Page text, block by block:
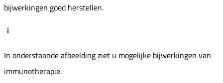
bijwerkingen goed herstellen.
In onderstaande afbeelding ziet u mogelijke bijwerkingen van
immunotherapie.